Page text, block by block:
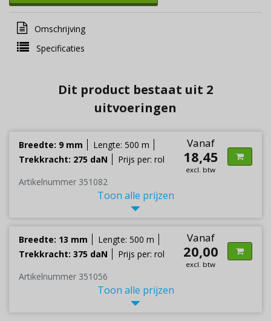
Omschrijving
Specificaties
Dit product bestaat uit 2
uitvoeringen
Breedte: 9 mm
Lengte: 500 m
Trekkracht: 275 daN
Prijs per: rol
Vanaf
18,45
excl. btw
Artikelnummer 351082
Toon alle prijzen
Breedte: 13 mm
Lengte: 500 m
Trekkracht: 375 daN
Prijs per: rol
Vanaf
20,00
excl. btw
Artikelnummer 351056
Toon alle prijzen